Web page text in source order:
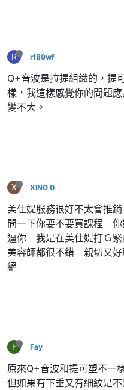
R rf89wf
Q+音波是拉提組織的，提
樣，我這樣感覺你的問題
變不大。
X XING 0
美仕媞服務很好不太會推
問一下你要不要買課程
逼你 我是在美仕媞打Ｇ
美容師都很不錯 親切又
絕
F Fay
原來Q+音波和提可塑不一
但如果有下垂又有細紋是